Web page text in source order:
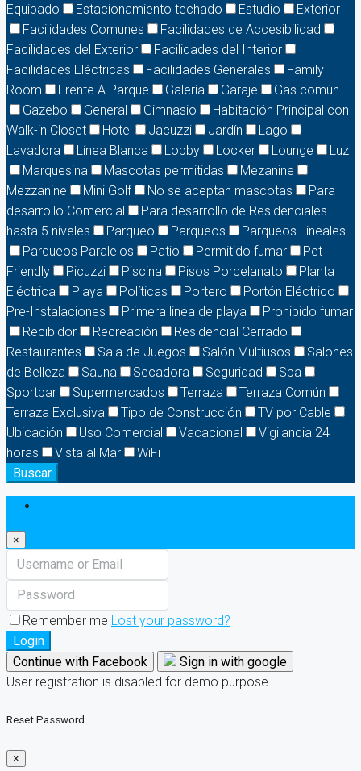
Equipado
Estacionamiento techado Estudio
Exterior
Facilidades Comunes
Facilidades de Accesibilidad
Facilidades del Exterior
Facilidades del Interior
Facilidades Eléctricas
Facilidades Generales
Family
Room
Frente A Parque Galería Garaje
Gas común
Gazebo
General Gimnasio
Habitación Principal con
Walk-in Closet
Hotel Jacuzzi Jardín
Lago
Lavadora
Línea Blanca Lobby Locker Lounge
Luz
Marquesina
Mascotas permitidas
Mezanine
Mezzanine
Mini Golf No se aceptan mascotas
Para
desarrollo Comercial
Para desarrollo de Residenciales
hasta 5 niveles
Parqueo Parqueos
Parqueos Lineales
Parqueos Paralelos
Patio Permitido fumar
Pet
Friendly
Picuzzi Piscina Pisos Porcelanato
Planta
Eléctrica
Playa Políticas Portero
Portón Eléctrico
Pre-Instalaciones
Primera linea de playa
Prohibido fumar
Recibidor
Recreación
Residencial Cerrado
Restaurantes
Sala de Juegos Salón Multiusos
Salones
de Belleza
Sauna Secadora Seguridad
Spa
Sportbar
Supermercados Terraza
Terraza Común
Terraza Exclusiva
Tipo de Construcción
TV por Cable
Ubicación
Uso Comercial Vacacional
Vigilancia 24
horas
Vista al Mar
WiFi
Buscar
×
Remember me Lost your password?
Login
Continue with Facebook
Sign in with google
User registration is disabled for demo purpose.
Reset Password
×